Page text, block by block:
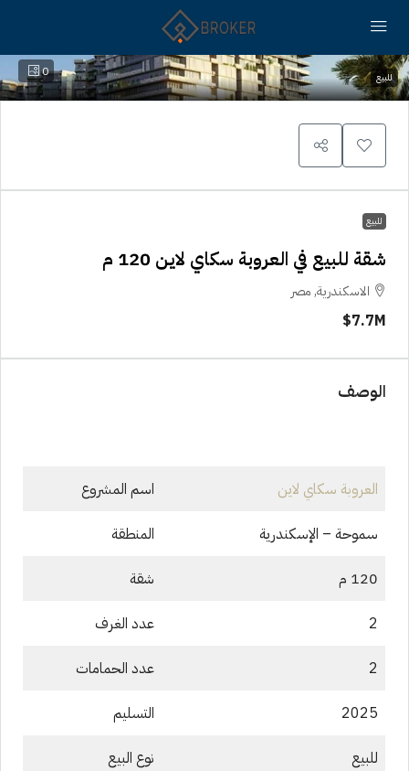
0 للبيع
للبيع
شقة للبيع في العروبة سكاي لاين 120 م
الاسكندرية, مصر
7.7M$
الوصف
العروبة سكاي لاين اسم المشروع
سموحة – الإسكندرية المنطقة
120 م شقة
2 عدد الغرف
2 عدد الحمامات
2025 التسليم
للبيع نوع البيع